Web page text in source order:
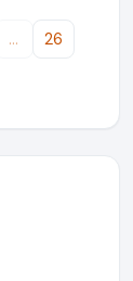
…
26